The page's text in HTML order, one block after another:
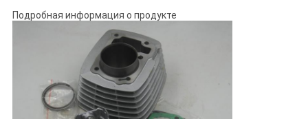
Подробная информация о продукте